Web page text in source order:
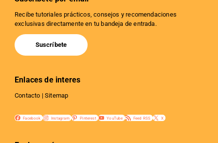
Recibe tutoriales prácticos, consejos y recomendaciones
exclusivas directamente en tu bandeja de entrada.
Suscríbete
Enlaces de interes
Contacto | Sitemap
Facebook Instagram Pinterest YouTube Feed RSS X